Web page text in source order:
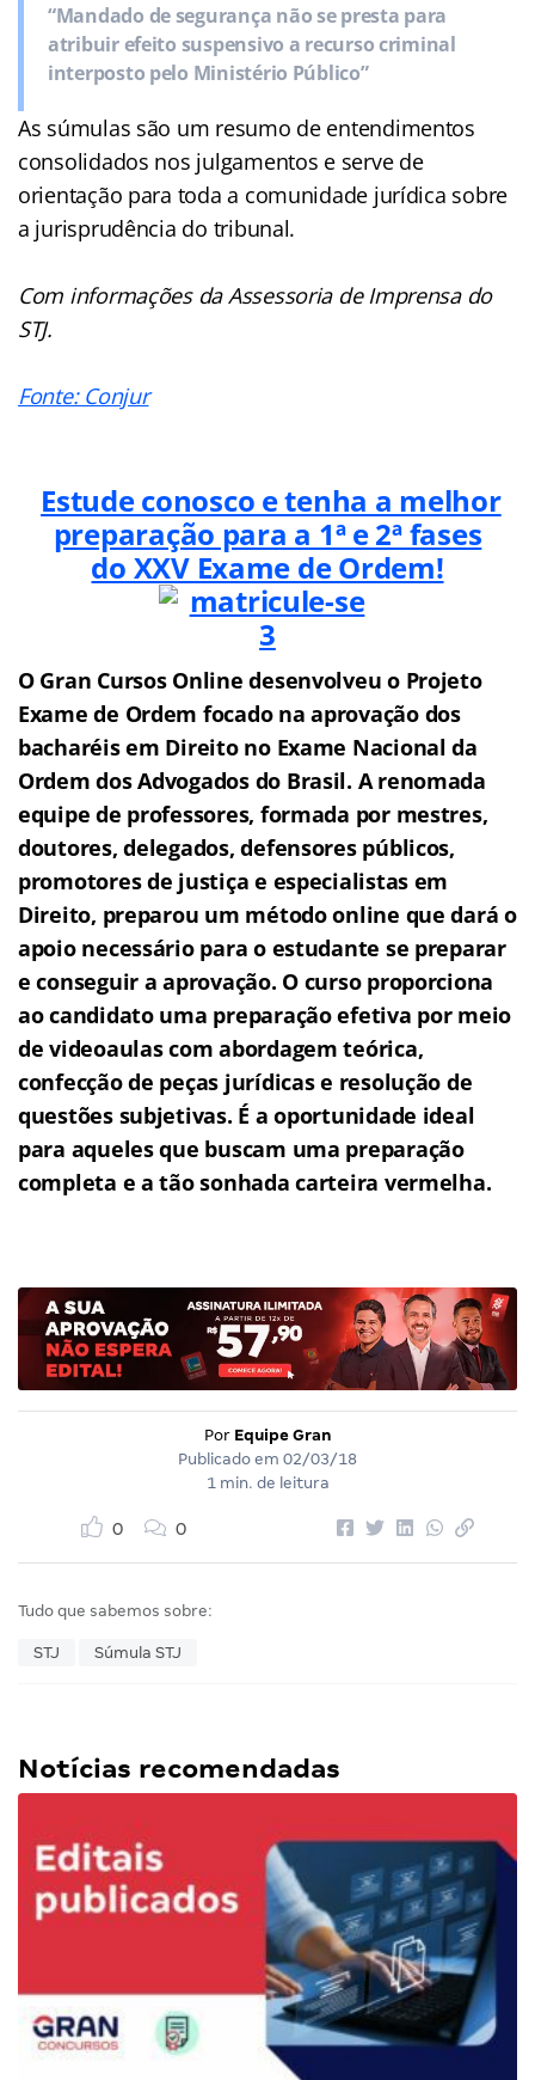
“Mandado de segurança não se presta para
atribuir efeito suspensivo a recurso criminal
interposto pelo Ministério Público”
As súmulas são um resumo de entendimentos
consolidados nos julgamentos e serve de
orientação para toda a comunidade jurídica sobre
a jurisprudência do tribunal.
Com informações da Assessoria de Imprensa do
STJ.
Fonte: Conjur
Estude conosco e tenha a melhor
preparação para a 1ª e 2ª fases
do XXV Exame de Ordem!
O Gran Cursos Online desenvolveu o Projeto
Exame de Ordem focado na aprovação dos
bacharéis em Direito no Exame Nacional da
Ordem dos Advogados do Brasil. A renomada
equipe de professores, formada por mestres,
doutores, delegados, defensores públicos,
promotores de justiça e especialistas em
Direito, preparou um método online que dará o
apoio necessário para o estudante se preparar
e conseguir a aprovação. O curso proporciona
ao candidato uma preparação efetiva por meio
de videoaulas com abordagem teórica,
confecção de peças jurídicas e resolução de
questões subjetivas. É a oportunidade ideal
para aqueles que buscam uma preparação
completa e a tão sonhada carteira vermelha.
Por Equipe Gran
Publicado em 02/03/18
1 min. de leitura
0 0
Tudo que sabemos sobre:
STJ Súmula STJ
Notícias recomendadas